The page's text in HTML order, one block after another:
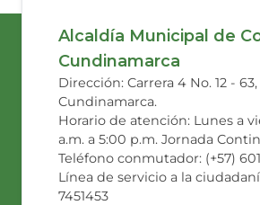
Alcaldía Municipal de
Cundinamarca
Dirección: Carrera 4 No. 12 - 63,
Cundinamarca.
Horario de atención: Lunes a
a.m. a 5:00 p.m. Jornada
Teléfono conmutador: (+57)
Línea de servicio a la
7451453